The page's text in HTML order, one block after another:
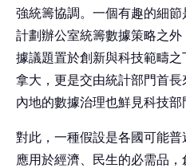
強統籌協調。一個有趣的細
計劃辦公室統籌數據策略之
據議題置於創新與科技範疇
拿大，更是交由統計部門首
內地的數據治理也鮮見科技部
對此，一種假設是各國可能
應用於經濟、民生的必需品